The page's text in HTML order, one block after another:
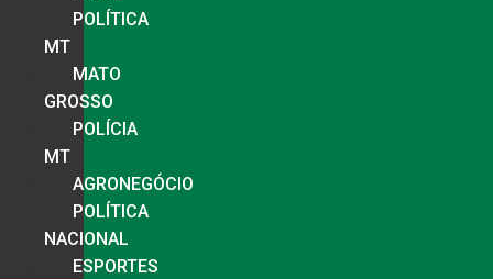
POLÍTICA
MT
MATO
GROSSO
POLÍCIA
MT
AGRONEGÓCIO
POLÍTICA
NACIONAL
ESPORTES